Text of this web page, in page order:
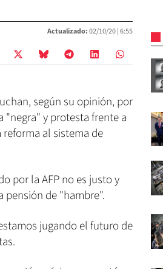
Actualizado:02/10/20 |6:55
según su opinión, por
"negra" y protesta frente a
al sistema de
por la AFP no es justo y
pensión de "hambre".
jugando el futuro de